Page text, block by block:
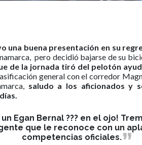
una buena presentación en su
pero decidió bajarse de su
de la jornada tiró del pelotón
general con el corredor
saludo a los aficionados y
un Egan Bernal ??? en el ojo!
que le reconoce con un
competencias oficiales.